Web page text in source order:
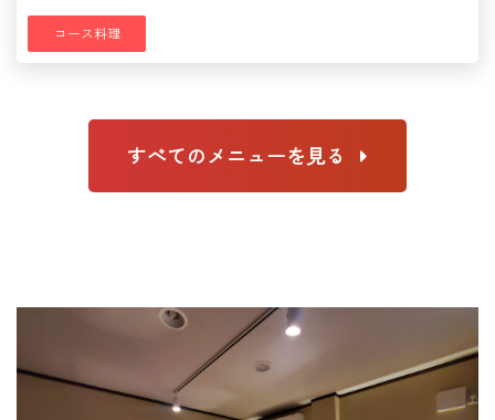
コース料理
すべてのメニューを見る